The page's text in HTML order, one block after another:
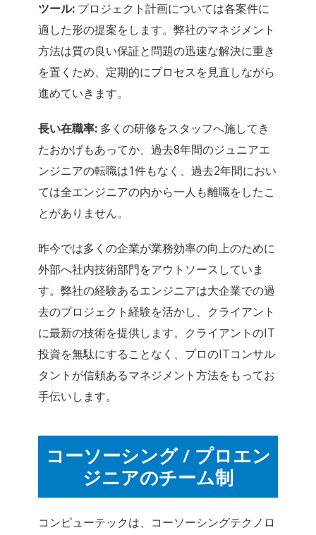
ツール: プロジェクト計画については各案件に
適した形の提案をします。弊社のマネジメント
方法は質の良い保証と問題の迅速な解決に重き
を置くため、定期的にプロセスを見直しながら
進めていきます。
長い在職率: 多くの研修をスタッフへ施してき
たおかげもあってか、過去8年間のジュニアエ
ンジニアの転職は1件もなく、過去2年間におい
ては全エンジニアの内から一人も離職をしたこ
とがありません。
昨今では多くの企業が業務効率の向上のために
外部へ社内技術部門をアウトソースしていま
す。弊社の経験あるエンジニアは大企業での過
去のプロジェクト経験を活かし、クライアント
に最新の技術を提供します。クライアントのIT
投資を無駄にすることなく、プロのITコンサル
タントが信頼あるマネジメント方法をもってお
手伝いします。
コーソーシング / プロエン
ジニアのチーム制
コンピューテックは、コーソーシングテクノロ